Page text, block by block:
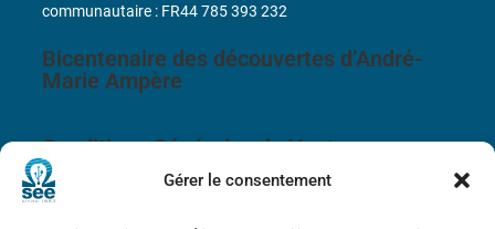
Gérer le consentement
Bicentenaire des découvertes d’André-
Marie Ampère
Conditions Générales de Vente
communautaire : FR44 785 393 232